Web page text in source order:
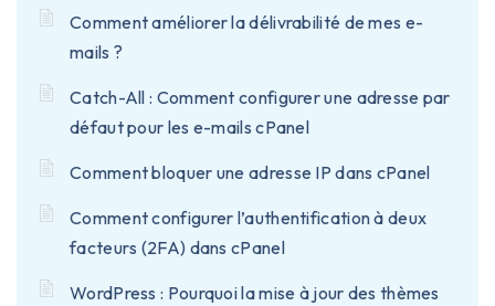
Comment améliorer la délivrabilité de mes e-
mails ?
Catch-All : Comment configurer une adresse par
défaut pour les e-mails cPanel
Comment bloquer une adresse IP dans cPanel
Comment configurer l’authentification à deux
facteurs (2FA) dans cPanel
WordPress : Pourquoi la mise à jour des thèmes